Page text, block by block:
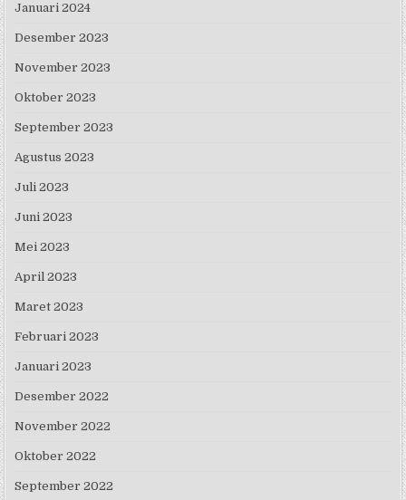
Januari 2024
Desember 2023
November 2023
Oktober 2023
September 2023
Agustus 2023
Juli 2023
Juni 2023
Mei 2023
April 2023
Maret 2023
Februari 2023
Januari 2023
Desember 2022
November 2022
Oktober 2022
September 2022